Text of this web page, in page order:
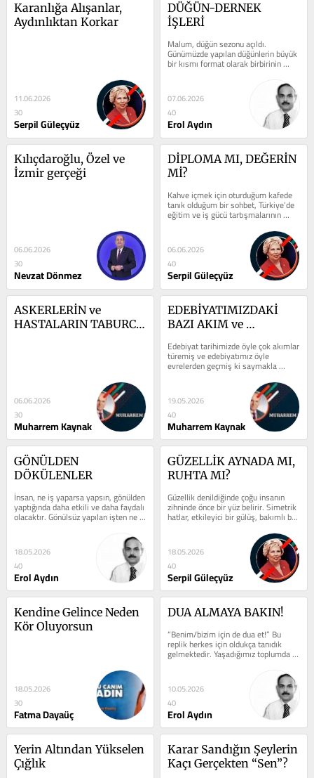
Karanlığa Alışanlar,
Aydınlıktan Korkar
11.06.2026
30
Serpil Güleçyüz
DÜĞÜN-DERNEK
İŞLERİ
Malum, düğün sezonu açıldı.
Günümüzde yapılan düğünlerin büyük
bir kısmı format olarak birbirinin
07.06.2026
40
Erol Aydın
Kılıçdaroğlu, Özel ve
İzmir gerçeği
06.06.2026
30
Nevzat Dönmez
DİPLOMA MI, DEĞERİN
Mİ?
Kahve içmek için oturduğum kafede
tanık olduğum bir sohbet, Türkiye’de
eğitim ve iş gücü tartışmalarının
özeti gibiydi. Genç bir...
06.06.2026
40
Serpil Güleçyüz
ASKERLERİN ve
HASTALARIN TABURCU
06.06.2026
30
Muharrem Kaynak
EDEBİYATIMIZDAKİ
BAZI AKIM ve
Edebiyat tarihimizde öyle çok akımlar
türemiş ve edebiyatımız öyle
evrelerden geçmiş ki saymakla
bitmez. Bir zamanlar divan
19.05.2026
40
Muharrem Kaynak
GÖNÜLDEN
DÖKÜLENLER
İnsan, ne iş yaparsa yapsın, gönülden
yaptığında daha etkili ve daha faydalı
olacaktır. Gönülsüz yapılan işten ne
hayır beklenir ne de...
18.05.2026
40
Erol Aydın
GÜZELLİK AYNADA MI,
RUHTA MI?
Güzellik denildiğinde çoğu insanın
zihninde önce bir yüz belirir. Simetrik
hatlar, etkileyici bir gülüş, bakımlı bir
görünüm, şık bir...
18.05.2026
40
Serpil Güleçyüz
Kendine Gelince Neden
Kör Oluyorsun
18.05.2026
30
Fatma Dayaüç
DUA ALMAYA BAKIN!
“Benim/bizim için de dua et!” Bu
replik herkes için oldukça tanıdık
gelmektedir. Yaşadığımız toplumda
insanlar karşılaşma sonrasında...
10.05.2026
40
Erol Aydın
Yerin Altından Yükselen
Çığlık
Karar Sandığın Şeylerin
Kaçı Gerçekten “Sen”?